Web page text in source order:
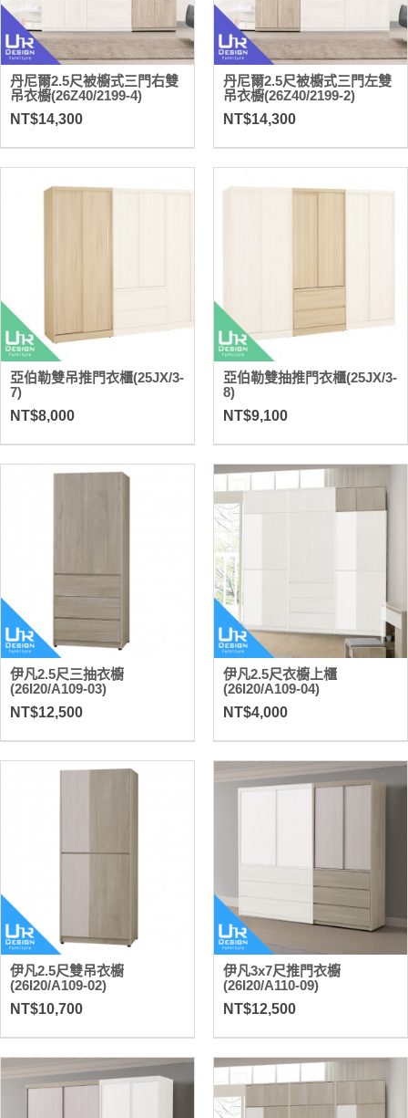
丹尼爾2.5尺被櫥式三門右雙
吊衣櫥(26Z40/2199-4)
NT$14,300
丹尼爾2.5尺被櫥式三門左雙
吊衣櫥(26Z40/2199-2)
NT$14,300
亞伯勒雙吊推門衣櫃(25JX/3-
7)
NT$8,000
亞伯勒雙抽推門衣櫃(25JX/3-
8)
NT$9,100
伊凡2.5尺三抽衣櫥
(26I20/A109-03)
NT$12,500
伊凡2.5尺衣櫥上櫃
(26I20/A109-04)
NT$4,000
伊凡2.5尺雙吊衣櫥
(26I20/A109-02)
NT$10,700
伊凡3x7尺推門衣櫥
(26I20/A110-09)
NT$12,500